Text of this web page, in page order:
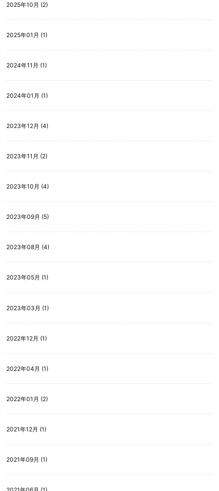
2025年10月 (2)
2025年01月 (1)
2024年11月 (1)
2024年01月 (1)
2023年12月 (4)
2023年11月 (2)
2023年10月 (4)
2023年09月 (5)
2023年08月 (4)
2023年05月 (1)
2023年03月 (1)
2022年12月 (1)
2022年04月 (1)
2022年01月 (2)
2021年12月 (1)
2021年09月 (1)